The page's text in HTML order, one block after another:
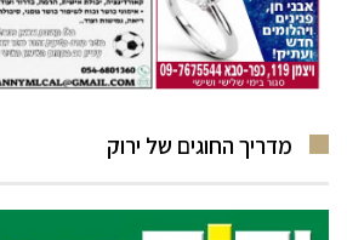
מדריך החוגים של ירוק